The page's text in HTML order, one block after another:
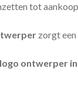
tot
zorgt
logo ontwerper